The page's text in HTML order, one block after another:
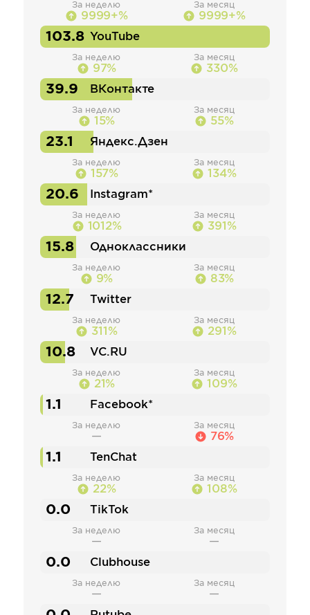
За неделю
9999+%
За месяц
9999+%
103.8 YouTube
За неделю
97%
За месяц
330%
39.9 ВКонтакте
За неделю
15%
За месяц
55%
23.1 Яндекс.Дзен
За неделю
157%
За месяц
134%
20.6 Instagram*
За неделю
1012%
За месяц
391%
15.8 Одноклассники
За неделю
9%
За месяц
83%
12.7 Twitter
За неделю
311%
За месяц
291%
10.8 VC.RU
За неделю
21%
За месяц
109%
1.1 Facebook*
За неделю
—
За месяц
76%
1.1 TenChat
За неделю
22%
За месяц
108%
0.0 TikTok
За неделю
—
За месяц
—
0.0 Clubhouse
За неделю
—
За месяц
—